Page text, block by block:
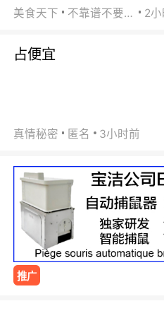
美食天下 不靠谱不要联系 2
占便宜
真情秘密 匿名 3小时前
推广